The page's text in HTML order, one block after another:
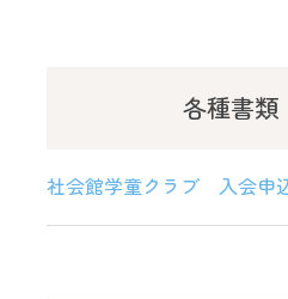
各種書類
社会館学童クラブ 入会申